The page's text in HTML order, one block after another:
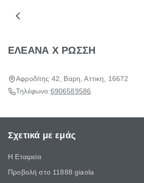
ΕΛΕΑΝΑ Χ ΡΩΣΣΗ
Αφροδίτης 42, Βαρη, Αττικη, 16672
Τηλέφωνο:6906589586
Σχετικά με εμάς
Η Εταιρεία
Προβολή στο 11888 giaola